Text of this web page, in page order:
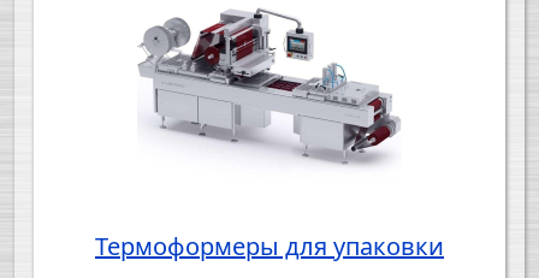
Термоформеры для упаковки